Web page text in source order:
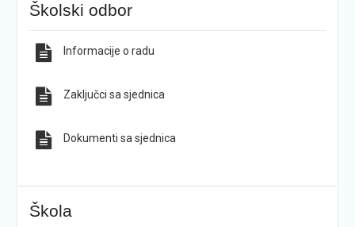
Školski odbor
Informacije o radu
Zaključci sa sjednica
Dokumenti sa sjednica
Škola